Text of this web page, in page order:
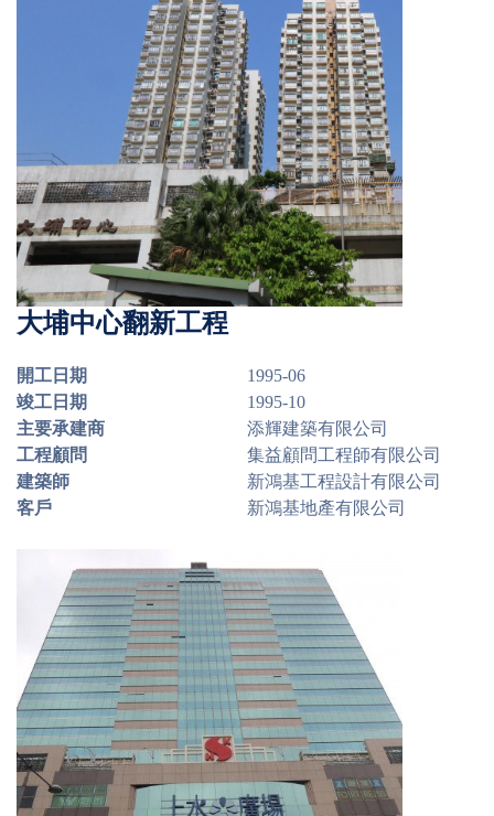
大埔中心翻新工程
開工日期
1995-06
竣工日期
1995-10
主要承建商
添輝建築有限公司
工程顧問
集益顧問工程師有限公司
建築師
新鴻基工程設計有限公司
客戶
新鴻基地產有限公司